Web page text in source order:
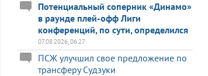
Потенциальный соперник «Динамо»
в раунде плей-офф Лиги
конференций, по сути, определился
07.08.2026, 06:27
ПСЖ улучшил свое предложение по
трансферу Судзуки